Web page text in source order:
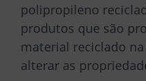
polipropileno
produtos que são
material reciclado
alterar as